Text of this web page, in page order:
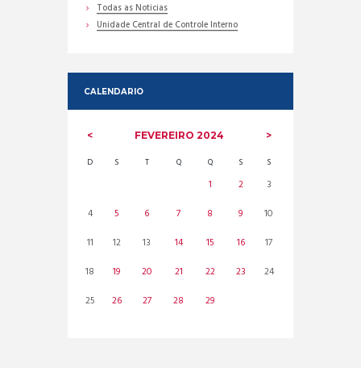
Todas as Noticias
Unidade Central de Controle Interno
CALENDARIO
FEVEREIRO 2024
D S T Q Q S S
1 2
3
4
5 6 7 8 9
10
11
12 13 14 15 16
17
18
19 20 21 22 23
24
25
26 27 28 29